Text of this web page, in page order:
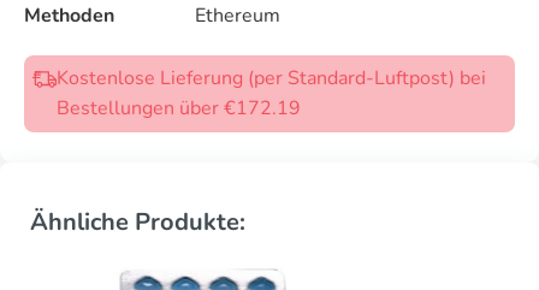
Methoden
Ethereum
Kostenlose Lieferung (per Standard-Luftpost) bei
Bestellungen über €172.19
Ähnliche Produkte: